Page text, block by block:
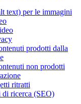
text) per le immagini
prodotti dalla
non prodotti
ritratti
ricerca (SEO)